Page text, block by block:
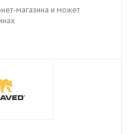
магазина и может